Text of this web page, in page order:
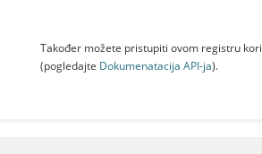
Također možete pristupiti ovom registru
(pogledajte Dokumenаtаcijа API-jа).